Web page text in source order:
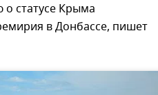
статусе Крыма
в Донбассе, пишет